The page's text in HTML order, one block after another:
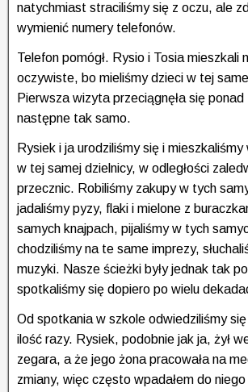
natychmiast straciliśmy się z oczu, ale
wymienić numery telefonów.
Telefon pomógł. Rysio i Tosia mieszkali
oczywiste, bo mieliśmy dzieci w tej
Pierwsza wizyta przeciągnęła się ponad
następne tak samo.
Rysiek i ja urodziliśmy się i
w tej samej dzielnicy, w odległości
przecznic. Robiliśmy zakupy w tych
jadaliśmy pyzy, flaki i mielone z
samych knajpach, pijaliśmy w tych
chodziliśmy na te same imprezy,
muzyki. Nasze ścieżki były jednak tak
spotkaliśmy się dopiero po wielu
Od spotkania w szkole odwiedziliśmy
ilość razy. Rysiek, podobnie jak ja, żył
zegara, a że jego żona pracowała na
zmiany, więc często wpadałem do